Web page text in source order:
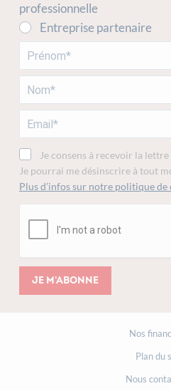
professionnelle
Entreprise partenaire
Je consens à recevoir la
Je pourrai me désinscrire à tout
Plus d’infos sur notre politique
Je m'abonne
Nos
Plan du
Nous